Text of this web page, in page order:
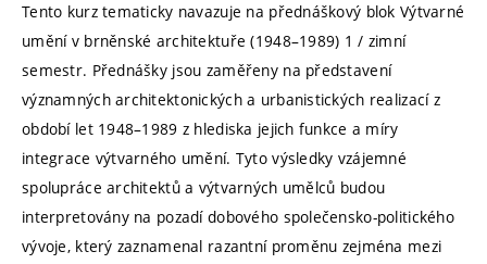
Tento kurz tematicky navazuje na přednáškový blok Výtvarné
umění v brněnské architektuře (1948–1989) 1 / zimní
semestr. Přednášky jsou zaměřeny na představení
významných architektonických a urbanistických realizací z
období let 1948–1989 z hlediska jejich funkce a míry
integrace výtvarného umění. Tyto výsledky vzájemné
spolupráce architektů a výtvarných umělců budou
interpretovány na pozadí dobového společensko-politického
vývoje, který zaznamenal razantní proměnu zejména mezi